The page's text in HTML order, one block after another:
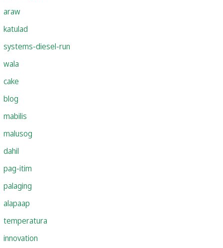
araw
katulad
systems-diesel-run
wala
cake
blog
mabilis
malusog
dahil
pag-itim
palaging
alapaap
temperatura
innovation